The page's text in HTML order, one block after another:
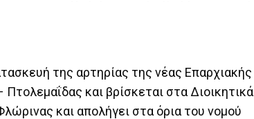
της αρτηρίας της νέας Επαρχιακής
και βρίσκεται στα Διοικητικά
και απολήγει στα όρια του νομού